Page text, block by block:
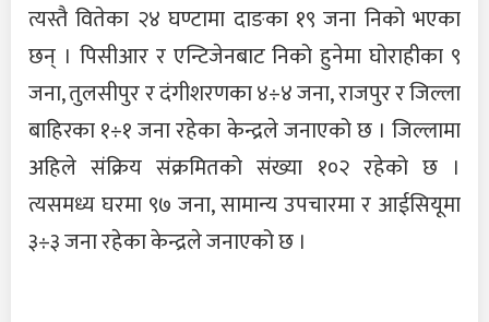
त्यस्तै वितेका २४ घण्टामा दाङका १९ जना निको भएका
छन् । पिसीआर र एन्टिजेनबाट निको हुनेमा घोराहीका ९
जना, तुलसीपुर र दंगीशरणका ४÷४ जना, राजपुर र जिल्ला
बाहिरका १÷१ जना रहेका केन्द्रले जनाएको छ । जिल्लामा
अहिले संक्रिय संक्रमितको संख्या १०२ रहेको छ ।
त्यसमध्य घरमा ९७ जना, सामान्य उपचारमा र आईसियूमा
३÷३ जना रहेका केन्द्रले जनाएको छ ।